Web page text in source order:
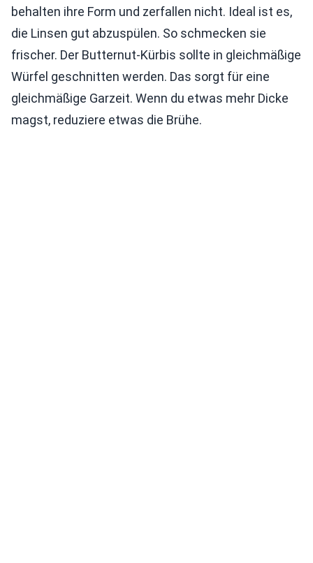
behalten ihre Form und zerfallen nicht. Ideal ist es,
die Linsen gut abzuspülen. So schmecken sie
frischer. Der Butternut-Kürbis sollte in gleichmäßige
Würfel geschnitten werden. Das sorgt für eine
gleichmäßige Garzeit. Wenn du etwas mehr Dicke
magst, reduziere etwas die Brühe.